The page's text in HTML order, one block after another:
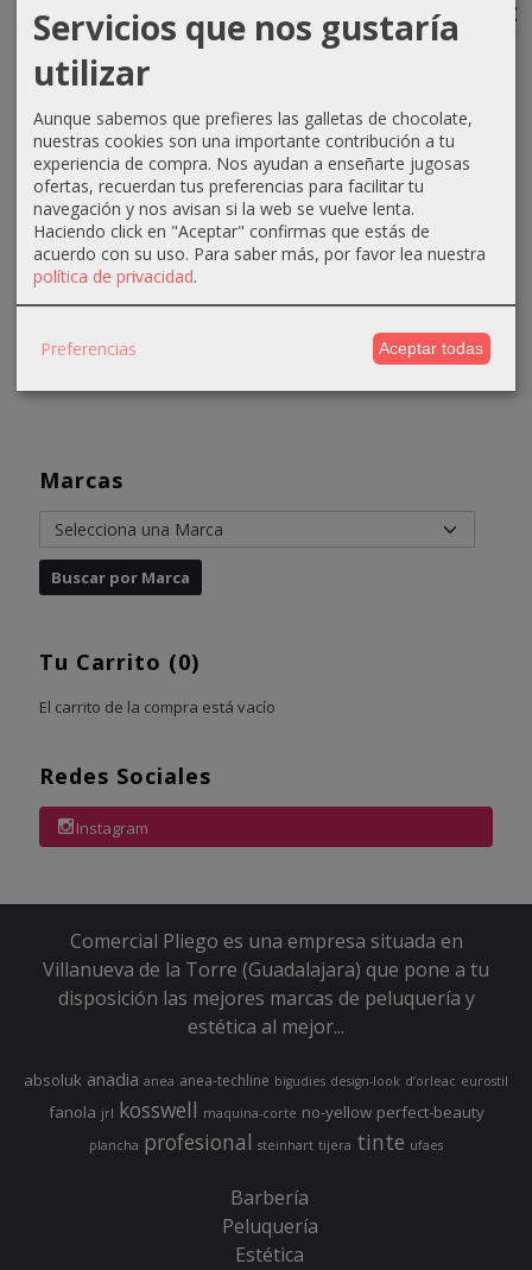
Marcas
Tu Carrito (0)
El carrito de la compra está vacío
Redes Sociales
Instagram
-1 €
Crema
oxigenada
Techline
1000ml
20...
2,90 €
3,90 €
Crema
oxigenada
Techline
75ml 40...
0,70 €
1,10 €
-3 €
Crema
oxigenada
Absoluk
1000ml
20...
3,50 €
-3 €
Crema
oxigenada
1000ml
3,50 €
Comercial Pliego es una empresa situada en
Villanueva de la Torre (Guadalajara) que pone a tu
disposición las mejores marcas de peluquería y
estética al mejor...
absoluk anadia anea anea-techline bigudies design-look d’orleac eurostil
fanola jrl kosswell maquina-corte no-yellow perfect-beauty
plancha profesional steinhart tijera tinte ufaes
Barbería
Peluquería
Estética
Servicios que nos gustaría
utilizar
Aunque sabemos que prefieres las galletas de chocolate,
nuestras cookies son una importante contribución a tu
experiencia de compra. Nos ayudan a enseñarte jugosas
ofertas, recuerdan tus preferencias para facilitar tu
navegación y nos avisan si la web se vuelve lenta.
Haciendo click en "Aceptar" confirmas que estás de
acuerdo con su uso. Para saber más, por favor lea nuestra
política de privacidad.
Preferencias Aceptar todas